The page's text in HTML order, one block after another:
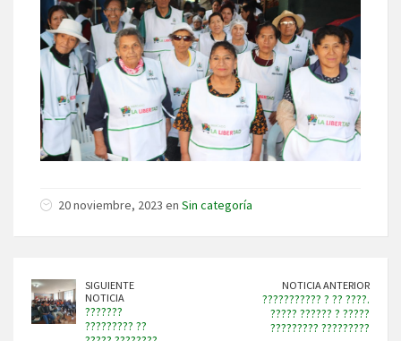
20 noviembre, 2023 en Sin categoría
SIGUIENTE
NOTICIA
???????
????????? ??
NOTICIA ANTERIOR
??????????? ? ?? ????.
????? ?????? ? ?????
????????? ?????????